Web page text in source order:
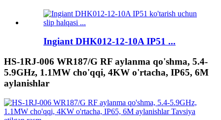
Ingiant DHK012-12-10A IP51 ...
HS-1RJ-006 WR187/G RF aylanma qo'shma, 5.4-
5.9GHz, 1.1MW cho'qqi, 4KW o'rtacha, IP65, 6M
aylanishlar